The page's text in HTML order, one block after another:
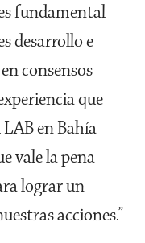
fundamental
desarrollo e
consensos
que
en Bahía
vale la pena
lograr un
acciones.”